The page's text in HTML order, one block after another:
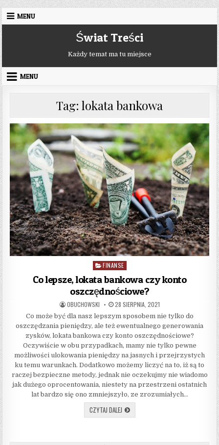
Skip to content
MENU
Świat Treści
Każdy temat ma tu miejsce
MENU
Tag: lokata bankowa
Posted in
FINANSE
Co lepsze, lokata bankowa czy konto
oszczędnościowe?
AUTHOR:
OBUCHOWSKI PUBLISHED DATE:
28 SIERPNIA, 2021
Co może być dla nasz lepszym sposobem nie tylko do
oszczędzania pieniędzy, ale też ewentualnego generowania
zysków, lokata bankowa czy konto oszczędnościowe?
Oczywiście w obu przypadkach, mamy nie tylko pewne
możliwości ulokowania pieniędzy na jasnych i przejrzystych
ku temu warunkach. Dodatkowo możemy liczyć na to, iż są to
raczej bezpieczne metody, jednak nie oczekujmy nie wiadomo
jak dużego oprocentowania, niestety na przestrzeni ostatnich
lat bardzo się ono zmniejszyło, ze zrozumiałych…
CZYTAJ DALEJCO LEPSZE, LOKATA BANKOWA CZY